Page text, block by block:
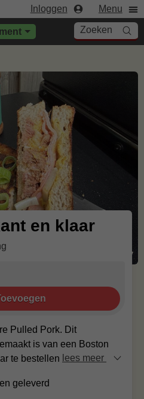
Inloggen Menu
Zoeken
en klaar
Pulled Pork. Dit
is van een Boston
te bestellen lees meer
geleverd